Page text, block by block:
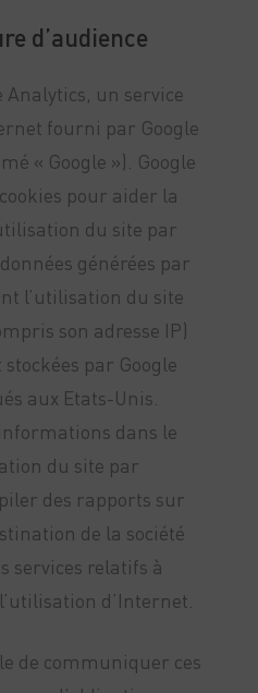
d’audience
Analytics, un service
fourni par Google
« Google »). Google
pour aider la
du site par
générées par
l’utilisation du site
son adresse IP)
par Google
aux Etats-Unis.
dans le
du site par
des rapports sur
de la société
services relatifs à
d’Internet.
de communiquer ces